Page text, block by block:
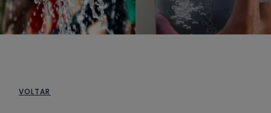
VOLTAR